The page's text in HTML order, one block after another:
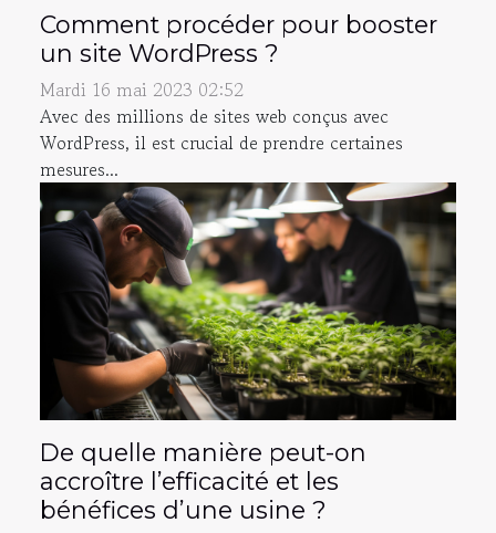
Comment procéder pour booster
un site WordPress ?
Mardi 16 mai 2023 02:52
Avec des millions de sites web conçus avec
WordPress, il est crucial de prendre certaines
mesures...
De quelle manière peut-on
accroître l’efficacité et les
bénéfices d’une usine ?